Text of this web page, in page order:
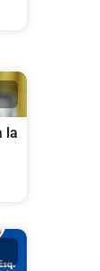
la